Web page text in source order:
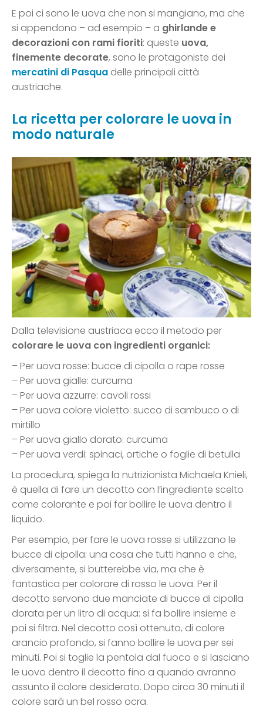
E poi ci sono le uova che non si mangiano, ma che
si appendono – ad esempio – a ghirlande e
decorazioni con rami fioriti: queste uova,
finemente decorate, sono le protagoniste dei
mercatini di Pasqua delle principali città
austriache.
La ricetta per colorare le uova in
modo naturale
Dalla televisione austriaca ecco il metodo per
colorare le uova con ingredienti organici:
– Per uova rosse: bucce di cipolla o rape rosse
– Per uova gialle: curcuma
– Per uova azzurre: cavoli rossi
– Per uova colore violetto: succo di sambuco o di
mirtillo
– Per uova giallo dorato: curcuma
– Per uova verdi: spinaci, ortiche o foglie di betulla
La procedura, spiega la nutrizionista Michaela Knieli,
è quella di fare un decotto con l’ingrediente scelto
come colorante e poi far bollire le uova dentro il
liquido.
Per esempio, per fare le uova rosse si utilizzano le
bucce di cipolla: una cosa che tutti hanno e che,
diversamente, si butterebbe via, ma che è
fantastica per colorare di rosso le uova. Per il
decotto servono due manciate di bucce di cipolla
dorata per un litro di acqua: si fa bollire insieme e
poi si filtra. Nel decotto così ottenuto, di colore
arancio profondo, si fanno bollire le uova per sei
minuti. Poi si toglie la pentola dal fuoco e si lasciano
le uovo dentro il decotto fino a quando avranno
assunto il colore desiderato. Dopo circa 30 minuti il
colore sarà un bel rosso ocra.